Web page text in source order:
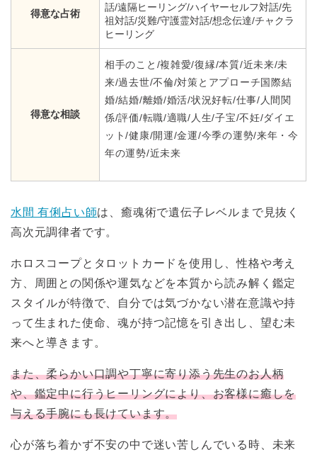
得意な占術
話/遠隔ヒーリング/ハイヤーセルフ対話/先
祖対話/災難/守護霊対話/想念伝達/チャクラ
ヒーリング
得意な相談
相手のこと/複雑愛/復縁/本質/近未来/未
来/過去世/不倫/対策とアプローチ国際結
婚/結婚/離婚/婚活/状況好転/仕事/人間関
係/評価/転職/適職/人生/子宝/不妊/ダイエ
ット/健康/開運/金運/今季の運勢/来年・今
年の運勢/近未来
水間 有俐占い師は、癒魂術で遺伝子レベルまで見抜く
高次元調律者です。
ホロスコープとタロットカードを使用し、性格や考え
方、周囲との関係や運気などを本質から読み解く鑑定
スタイルが特徴で、自分では気づかない潜在意識や持
って生まれた使命、魂が持つ記憶を引き出し、望む未
来へと導きます。
また、柔らかい口調や丁寧に寄り添う先生のお人柄
や、鑑定中に行うヒーリングにより、お客様に癒しを
与える手腕にも長けています。
心が落ち着かず不安の中で迷い苦しんでいる時、未来